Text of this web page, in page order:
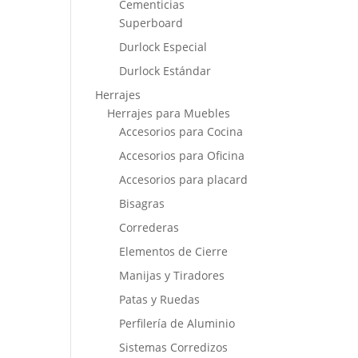
Cementicias
Superboard
Durlock Especial
Durlock Estándar
Herrajes
Herrajes para Muebles
Accesorios para Cocina
Accesorios para Oficina
Accesorios para placard
Bisagras
Correderas
Elementos de Cierre
Manijas y Tiradores
Patas y Ruedas
Perfilería de Aluminio
Sistemas Corredizos